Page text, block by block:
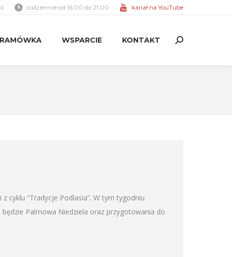
codziennie od 16:00 do 21:00 kanał na YouTube
RAMÓWKA WSPARCIE KONTAKT Search:
cyklu “Tradycje Podlasia”. W tym tygodniu
Palmowa Niedziela oraz przygotowania do